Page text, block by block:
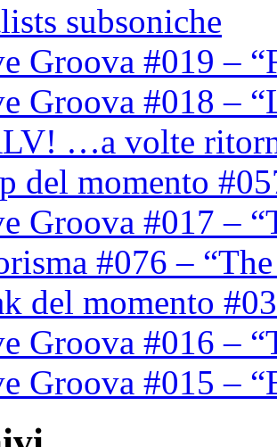
subsoniche
Groova #019 –
Groova #018 –
…a volte
del momento
Groova #017 –
#076 –
del momento
Groova #016 –
Groova #015 –